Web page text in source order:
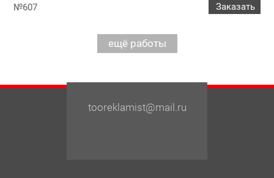
Заказать
№607
tooreklamist@mail.ru